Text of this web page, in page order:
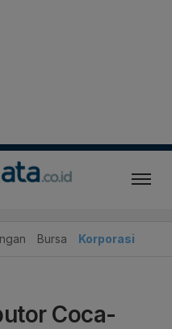
Bursa Korporasi
Coca-